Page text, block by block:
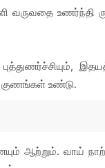
வருவதை
குணங்கள் உண்டு.
ஆற்றும். வாய்